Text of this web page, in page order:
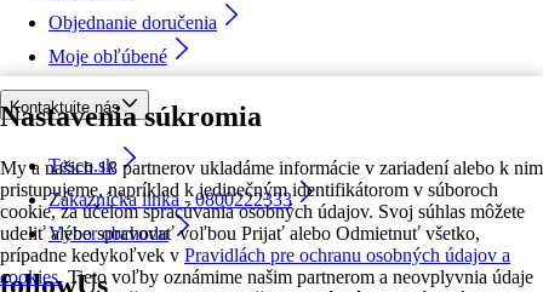
Nastavenia súkromia
My a našich 18 partnerov ukladáme informácie v zariadení alebo k nim
pristupujeme, napríklad k jedinečným identifikátorom v súboroch
cookie, za účelom spracúvania osobných údajov. Svoj súhlas môžete
udeliť alebo spravovať voľbou Prijať alebo Odmietnuť všetko,
prípadne kedykoľvek v Pravidlách pre ochranu osobných údajov a
cookies. Tieto voľby oznámime našim partnerom a neovplyvnia údaje
Objednanie doručenia
Moje obľúbené
Kontaktujte nás
Tesco.sk
Zákaznícka linka - 0800222333
Výber obchodu
followUs